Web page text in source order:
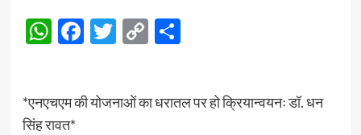
WhatsApp
Facebook
Twitter
CopyShare
*एनएचएम की योजनाओं का धरातल पर हो क्रियान्वयनः डॉ. धन
सिंह रावत*